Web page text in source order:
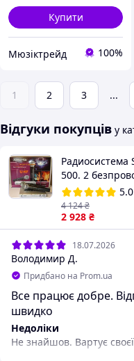
Купити
Мюзіктрейд 100%
1 2 3 ...
Відгуки покупців у
Радиосистема
500. 2
5.0
2 928 ₴
4 124₴
18.07.2026
Володимир Д.
Придбано на Prom.ua
Все працює добре.
швидко
Недоліки
Не знайшов. Вартує